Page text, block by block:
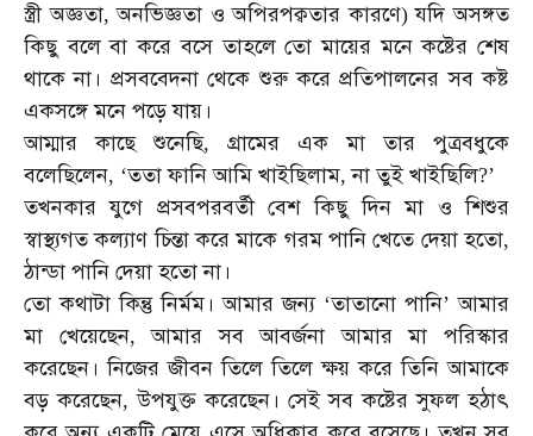
স্ত্রী অজ্ঞতা,অনভিজ্ঞতা ও অপিরপক্বতার কারণে)যদি অসঙ্গত
কিছু বলে বা করে বসে তাহলে তো মায়ের মনে কষ্টের শেষ
থাকে না। প্রসববেদনা থেকে শুরু করে প্রতিপালনের সব কষ্ট
একসঙ্গে মনে পড়ে যায়।
আম্মার
কাছে শুনেছি, গ্রামের এক মা তার
পুত্রবধুকে
বলেছিলেন, ‘ততা ফানি আমি খাইছিলাম,না তুই খাইছিলি?’
তখনকার যুগে প্রসবপরবর্তী বেশ কিছু দিন মা ও শিশুর
স্বাস্থ্যগত কল্যাণ চিন্তা করে মাকে গরম পানি খেতে দেয়া হতো,
ঠান্ডা পানি দেয়া হতো না।
তো কথাটা কিন্তু নির্মম। আমার জন্য‘তাতানো পানি’আমার
মা
খেয়েছেন,আমার সব আবর্জনা আমার মা
পরিস্কার
করেছেন। নিজের জীবন তিলে তিলে ক্ষয় করে তিনি আমাকে
বড় করেছেন,উপযুক্ত করেছেন। সেই সব কষ্টের সুফল হঠাৎ